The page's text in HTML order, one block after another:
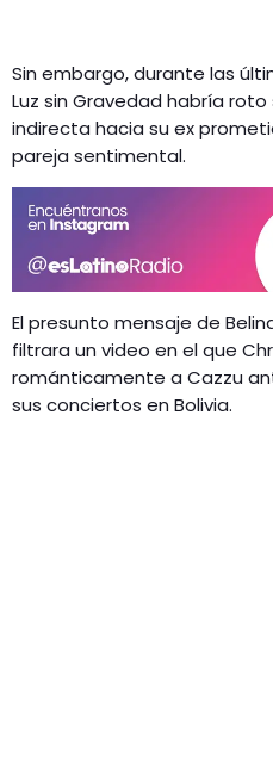
Sin embargo, durante las
Luz sin Gravedad habría
indirecta hacia su ex
pareja sentimental.
El presunto mensaje de
filtrara un video en el que
románticamente a Cazzu
sus conciertos en Bolivia.